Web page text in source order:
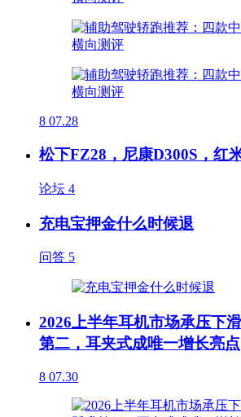
8 07.28
松下FZ28，尼康D300S，红
论坛 4
充电宝押金什么时候退
问答 5
2026上半年耳机市场承压下
第二，耳夹式成唯一增长亮点
8 07.30